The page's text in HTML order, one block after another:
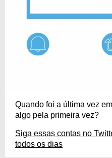
Quando foi a última vez
algo pela primeira vez?
Siga essas contas no
todos os dias